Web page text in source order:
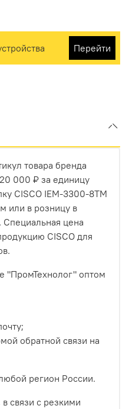
Перейти
товара бренда
000 ₽ за единицу
CISCO IEM-3300-8TM
или в розницу в
цена
CISCO для
"ПромТехнолог" оптом
обратной связи на
регион России.
связи с резкими